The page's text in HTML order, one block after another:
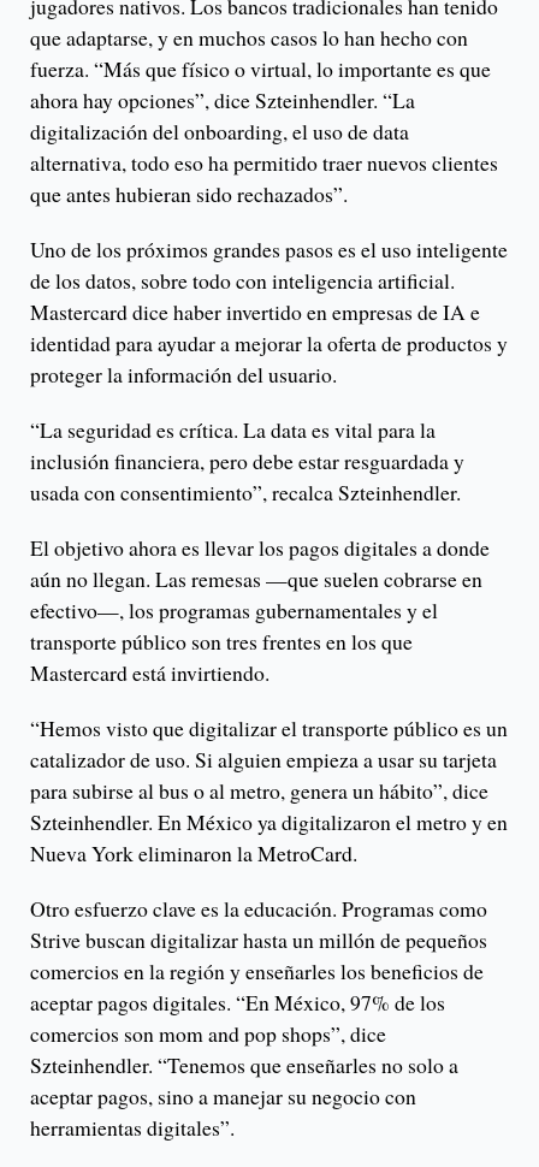
jugadores nativos. Los bancos tradicionales han tenido
que adaptarse, y en muchos casos lo han hecho con
fuerza. “Más que físico o virtual, lo importante es que
ahora hay opciones”, dice Szteinhendler. “La
digitalización del onboarding, el uso de data
alternativa, todo eso ha permitido traer nuevos clientes
que antes hubieran sido rechazados”.
Uno de los próximos grandes pasos es el uso inteligente
de los datos, sobre todo con inteligencia artificial.
Mastercard dice haber invertido en empresas de IA e
identidad para ayudar a mejorar la oferta de productos y
proteger la información del usuario.
“La seguridad es crítica. La data es vital para la
inclusión financiera, pero debe estar resguardada y
usada con consentimiento”, recalca Szteinhendler.
El objetivo ahora es llevar los pagos digitales a donde
aún no llegan. Las remesas —que suelen cobrarse en
efectivo—, los programas gubernamentales y el
transporte público son tres frentes en los que
Mastercard está invirtiendo.
“Hemos visto que digitalizar el transporte público es un
catalizador de uso. Si alguien empieza a usar su tarjeta
para subirse al bus o al metro, genera un hábito”, dice
Szteinhendler. En México ya digitalizaron el metro y en
Nueva York eliminaron la MetroCard.
Otro esfuerzo clave es la educación. Programas como
Strive buscan digitalizar hasta un millón de pequeños
comercios en la región y enseñarles los beneficios de
aceptar pagos digitales. “En México, 97% de los
comercios son mom and pop shops”, dice
Szteinhendler. “Tenemos que enseñarles no solo a
aceptar pagos, sino a manejar su negocio con
herramientas digitales”.